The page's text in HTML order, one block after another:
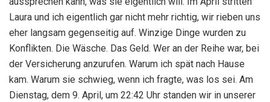
Laura und ich eigentlich gar nicht mehr richtig, wir rieben uns
eher langsam gegenseitig auf. Winzige Dinge wurden zu
Konflikten. Die Wäsche. Das Geld. Wer an der Reihe war, bei
der Versicherung anzurufen. Warum ich spät nach Hause
kam. Warum sie schwieg, wenn ich fragte, was los sei. Am
Dienstag, dem 9. April, um 22:42 Uhr standen wir in unserer